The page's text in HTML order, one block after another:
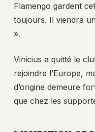
Flamengo gardent
toujours. Il viendra
».
Vinicius a quitté le
rejoindre l’Europe,
d’origine demeure
que chez les